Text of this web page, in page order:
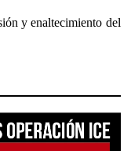
y enaltecimiento del